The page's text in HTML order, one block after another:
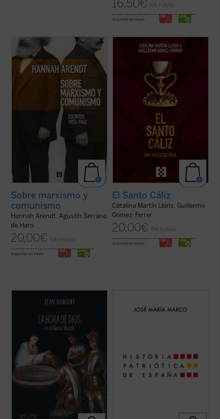
16,50€ IVA incluido
disponible en ebook:
Este libro no solo recupera una faceta
menos conocida —pero crucial— de una de
las mentes más incisivas del siglo XX, sino
que también ofrece herramientas
esenciales para pensar nuestro presente.
Porque, como muestra Arendt, entender ...
(ver ficha)
Sobre marxismo y
comunismo
Hannah Arendt, Agustín Serrano
de Haro
20,00€ IVA incluido
disponible en ebook:
Desde los testimonios de los peregrinos a
Tierra Santa hasta los depósitos reales,
de dos mil años de historia, fe y poder a
través del objeto sagrado más buscado del
cristianismo. Esta ...(ver ficha)
El Santo Cáliz
Catalina Martín Lloris, Guillermo
Gómez-Ferrer
20,00€ IVA incluido
disponible en ebook:
de cuatro hombres excepcionales:
de Quiroga, y Bernardino de Sahagún. Con
ellos, el lector compartirá la aventura de
quienes tenían sobre sí la tarea y la ...
José María Marco surge como la voz de la